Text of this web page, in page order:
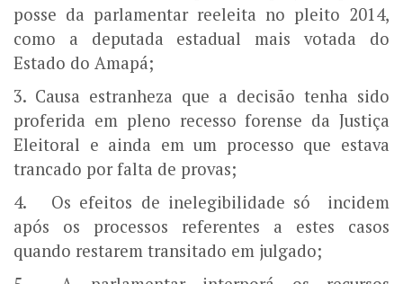
posse da parlamentar reeleita no pleito 2014,
como a deputada estadual mais votada do
Estado do Amapá;
3. Causa estranheza que a decisão tenha sido
proferida em pleno recesso forense da Justiça
Eleitoral e ainda em um processo que estava
trancado por falta de provas;
4. Os efeitos de inelegibilidade só incidem
após os processos referentes a estes casos
quando restarem transitado em julgado;